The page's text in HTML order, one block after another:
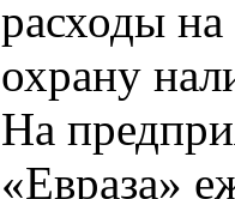
расходы
охрану
На
«Евраза»